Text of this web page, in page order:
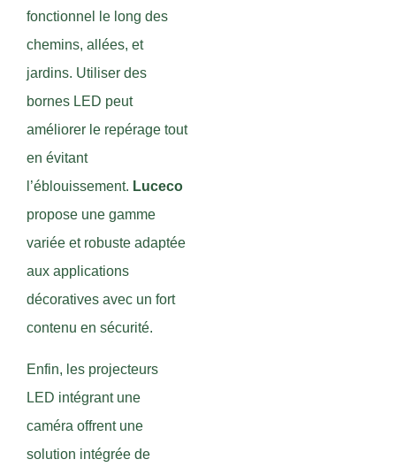
fonctionnel le long des
chemins, allées, et
jardins. Utiliser des
bornes LED peut
améliorer le repérage tout
en évitant
l’éblouissement. Luceco
propose une gamme
variée et robuste adaptée
aux applications
décoratives avec un fort
contenu en sécurité.
Enfin, les projecteurs
LED intégrant une
caméra offrent une
solution intégrée de